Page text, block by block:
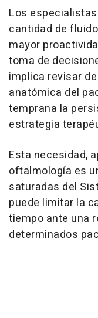
Los
cantidad de
mayor
toma de
implica revisar
anatómica del
temprana la
estrategia
Esta necesidad,
oftalmología es
saturadas del
puede limitar la
tiempo ante una
determinados